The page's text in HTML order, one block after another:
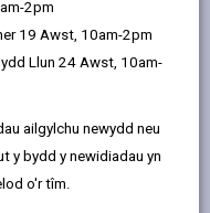
2pm
19 Awst, 10am-2pm
Llun 24 Awst, 10am-
ailgylchu newydd neu
y bydd y newidiadau yn
o'r tîm.